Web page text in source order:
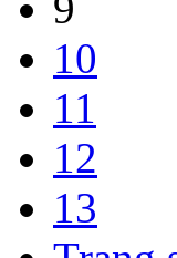
10
11
12
13